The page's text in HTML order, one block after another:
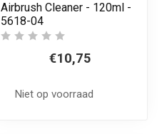
Airbrush Cleaner - 120ml -
5618-04
€10,75
Niet op voorraad